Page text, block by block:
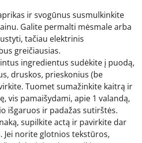
ir svogūnus susmulkinkite
Galite permalti mėsmale arba
tačiau elektrinis
greičiausias.
ingredientus sudėkite į puodą,
druskos, prieskonius (be
Tuomet sumažinkite kaitrą ir
vis pamaišydami, apie 1 valandą,
išgaruos ir padažas sutirštės.
supilkite actą ir pavirkite dar
Jei norite glotnios tekstūros,